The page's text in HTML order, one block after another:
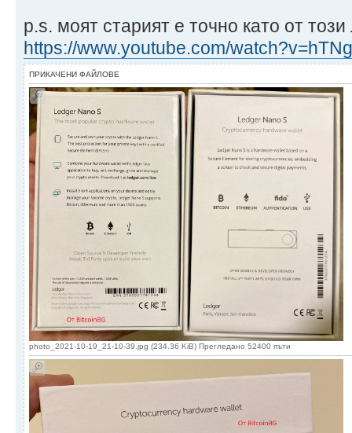
p.s. моят старият е точно като от този
https://www.youtube.com/
ПРИКАЧЕНИ ФАЙЛОВЕ
photo_2021-10-19_21-10-39.jpg (234.36 KiB) Прегледано 52400 пъти